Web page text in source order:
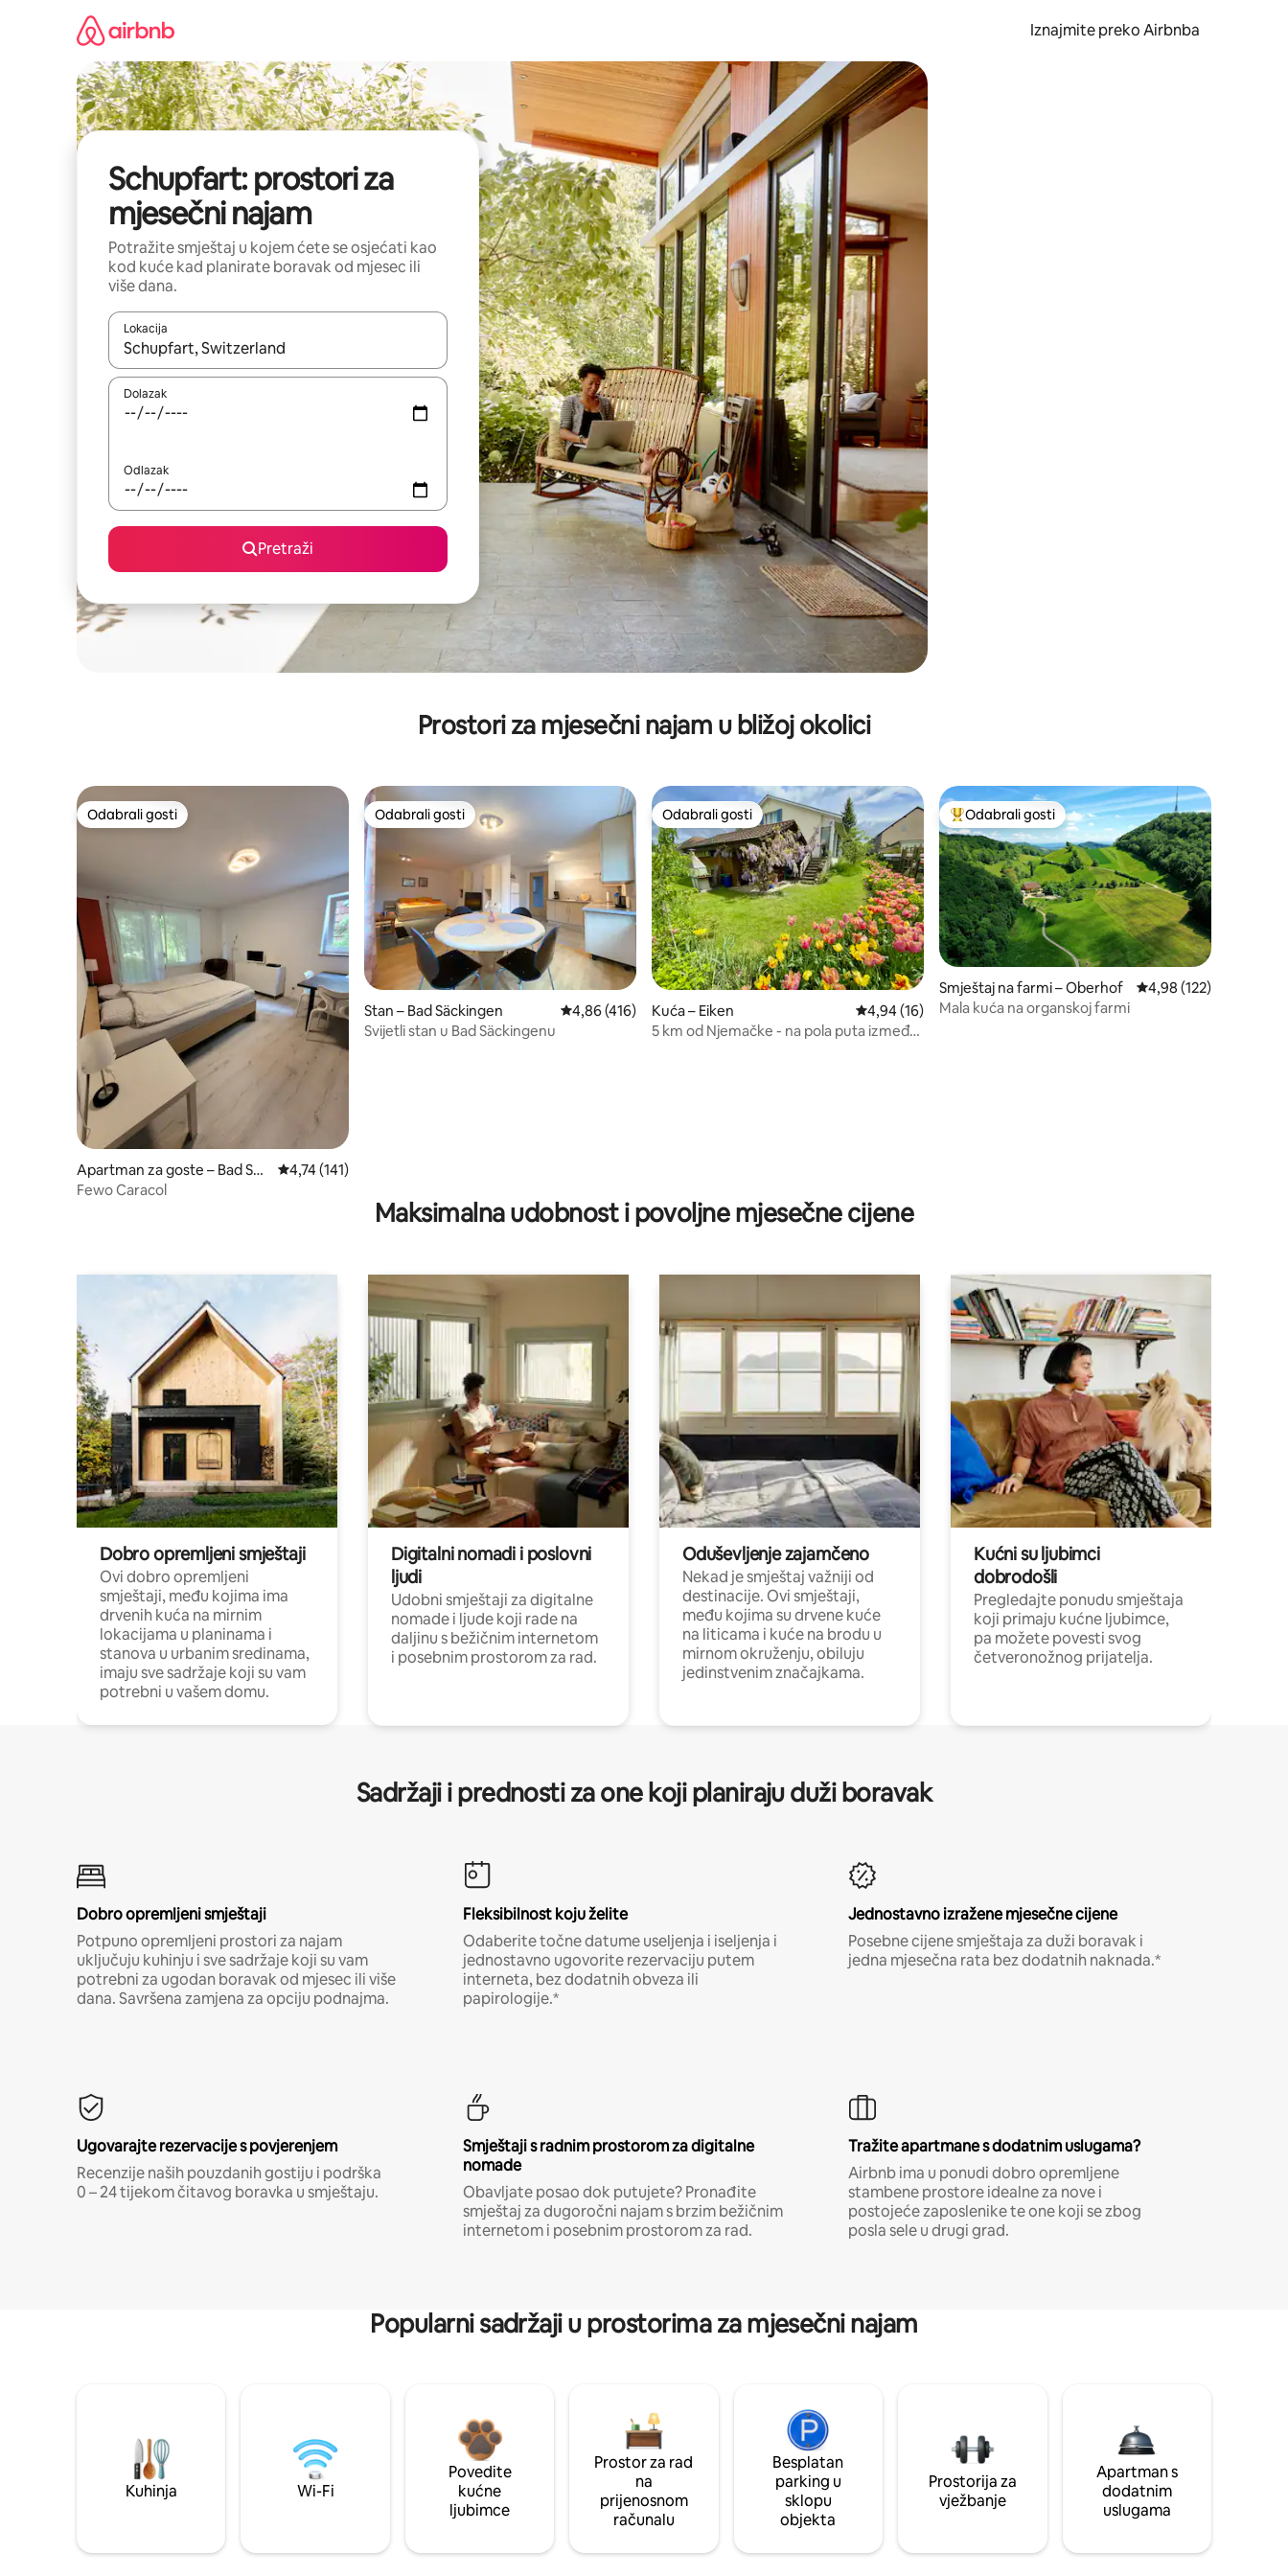
Iznajmite preko Airbnba
Schupfart: prostori za
mjesečni najam
Potražite smještaj u kojem ćete se osjećati kao
kod kuće kad planirate boravak od mjesec ili
više dana.
Lokacija
Kada budu dostupni rezultati, moći ćete ih pregledati koristeći se strelicama prema gore i prema dolje, kao i dodirom ili prelaskom prstom po zaslonu.
Dolazak
Odlazak
Pretraži
Prostori za mjesečni najam u bližoj okolici
Odabrali gosti
Odabrali gosti
Apartman za goste – Bad Säc
kingen
Prosječna ocjena: 4,74/5, recenzija: 141
4,74 (141)
Fewo Caracol
Odabrali gosti
Odabrali gosti
Stan – Bad Säckingen Prosječna ocjena: 4,86/5, recenzija: 416
4,86 (416)
Svijetli stan u Bad Säckingenu
Odabrali gosti
Odabrali gosti
Kuća – Eiken Prosječna ocjena: 4,94/5, recenzija: 16
4,94 (16)
5 km od Njemačke - na pola puta između
Među najviše rangiranima s oznakom „Odabrali gosti”
Odabrali gosti
Smještaj na farmi – Oberhof Prosječna ocjena:
4,98 (122)
Mala kuća na organskoj farmi
Maksimalna udobnost i povoljne mjesečne cijene
Dobro opremljeni smještaji
Ovi dobro opremljeni
smještaji, među kojima ima
drvenih kuća na mirnim
lokacijama u planinama i
stanova u urbanim sredinama,
imaju sve sadržaje koji su vam
potrebni u vašem domu.
Digitalni nomadi i poslovni
ljudi
Udobni smještaji za digitalne
nomade i ljude koji rade na
daljinu s bežičnim internetom
i posebnim prostorom za rad.
Oduševljenje zajamčeno
Nekad je smještaj važniji od
destinacije. Ovi smještaji,
među kojima su drvene kuće
na liticama i kuće na brodu u
mirnom okruženju, obiluju
jedinstvenim značajkama.
Kućni su ljubimci
dobrodošli
Pregledajte ponudu smještaja
koji primaju kućne ljubimce,
pa možete povesti svog
četveronožnog prijatelja.
Sadržaji i prednosti za one koji planiraju duži boravak
Dobro opremljeni smještaji
Potpuno opremljeni prostori za najam
uključuju kuhinju i sve sadržaje koji su vam
potrebni za ugodan boravak od mjesec ili više
dana. Savršena zamjena za opciju podnajma.
Fleksibilnost koju želite
Odaberite točne datume useljenja i iseljenja i
jednostavno ugovorite rezervaciju putem
interneta, bez dodatnih obveza ili
papirologije.*
Jednostavno izražene mjesečne cijene
Posebne cijene smještaja za duži boravak i
jedna mjesečna rata bez dodatnih naknada.*
Ugovarajte rezervacije s povjerenjem
Recenzije naših pouzdanih gostiju i podrška
0 – 24 tijekom čitavog boravka u smještaju.
Smještaji s radnim prostorom za digitalne
nomade
Obavljate posao dok putujete? Pronađite
smještaj za dugoročni najam s brzim bežičnim
internetom i posebnim prostorom za rad.
Tražite apartmane s dodatnim uslugama?
Airbnb ima u ponudi dobro opremljene
stambene prostore idealne za nove i
postojeće zaposlenike te one koji se zbog
posla sele u drugi grad.
Popularni sadržaji u prostorima za mjesečni najam
Kuhinja Wi-Fi
Povedite
kućne
ljubimce
Prostor za rad
na
prijenosnom
računalu
Besplatan
parking u
sklopu
objekta
Prostorija za
vježbanje
Apartman s
dodatnim
uslugama